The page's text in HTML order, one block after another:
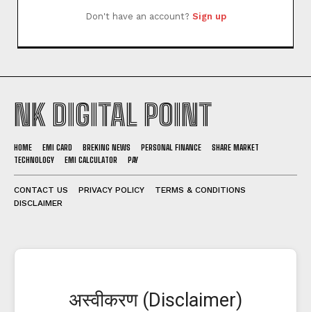
Don't have an account? Sign up
NK DIGITAL POINT
HOME EMI CARD BREKING NEWS PERSONAL FINANCE
SHARE MARKET
TECHNOLOGY
EMI CALCULATOR PAY
CONTACT US PRIVACY POLICY
TERMS & CONDITIONS
DISCLAIMER
अस्वीकरण (Disclaimer)